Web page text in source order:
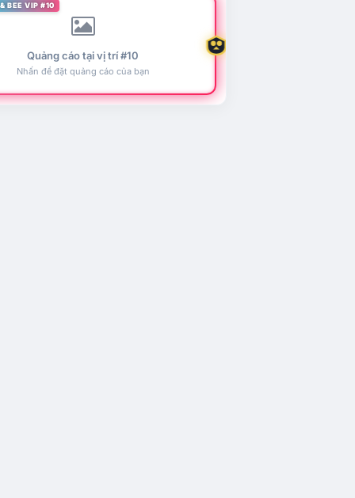
BEE VIP #10
Quảng cáo tại vị trí #10
Nhấn để đặt quảng cáo của bạn